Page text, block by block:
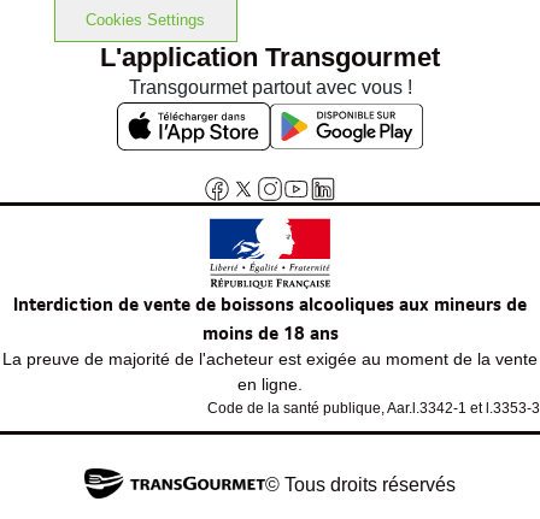
Cookies Settings
L'application Transgourmet
Transgourmet partout avec vous !
Interdiction de vente de boissons alcooliques aux mineurs de
moins de 18 ans
La preuve de majorité de l'acheteur est exigée au moment de la vente
en ligne.
Code de la santé publique, Aar.l.3342-1 et l.3353-3
© Tous droits réservés